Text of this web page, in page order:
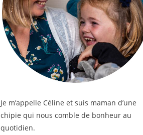
Je m’appelle Céline et suis maman d’une
chipie qui nous comble de bonheur au
quotidien.